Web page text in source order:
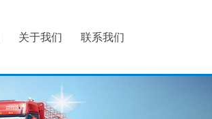
关于我们 联系我们